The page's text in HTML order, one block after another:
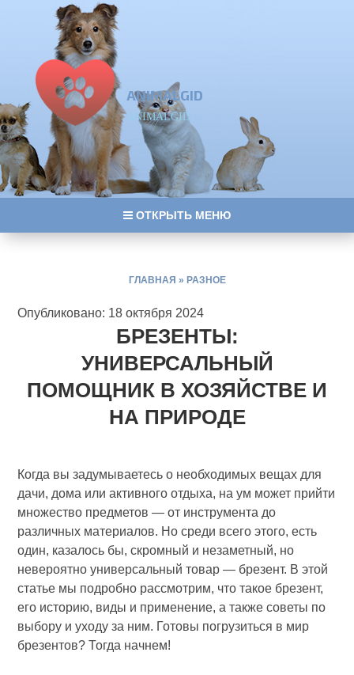
ANIMALGID
ANIMALGID
ОТКРЫТЬ МЕНЮ
ГЛАВНАЯ » РАЗНОЕ
Опубликовано: 18 октября 2024
БРЕЗЕНТЫ:
УНИВЕРСАЛЬНЫЙ
ПОМОЩНИК В ХОЗЯЙСТВЕ И
НА ПРИРОДЕ
Когда вы задумываетесь о необходимых вещах для
дачи, дома или активного отдыха, на ум может прийти
множество предметов — от инструмента до
различных материалов. Но среди всего этого, есть
один, казалось бы, скромный и незаметный, но
невероятно универсальный товар — брезент. В этой
статье мы подробно рассмотрим, что такое брезент,
его историю, виды и применение, а также советы по
выбору и уходу за ним. Готовы погрузиться в мир
брезентов? Тогда начнем!